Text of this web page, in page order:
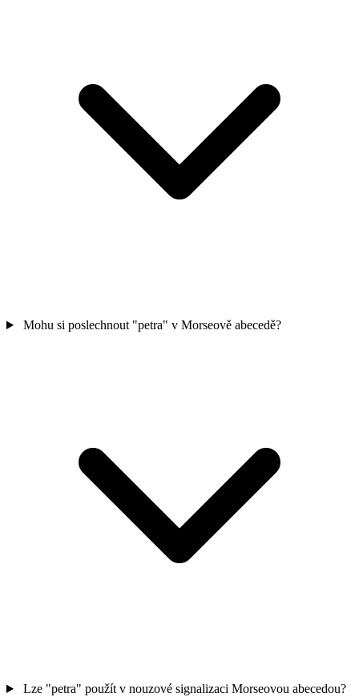
Mohu si poslechnout "petra" v Morseově abecedě?
Lze "petra" použít v nouzové signalizaci Morseovou abecedou?